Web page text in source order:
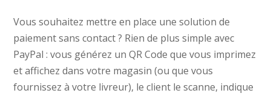
Vous souhaitez mettre en place une solution de
paiement sans contact ? Rien de plus simple avec
PayPal : vous générez un QR Code que vous imprimez
et affichez dans votre magasin (ou que vous
fournissez à votre livreur), le client le scanne, indique